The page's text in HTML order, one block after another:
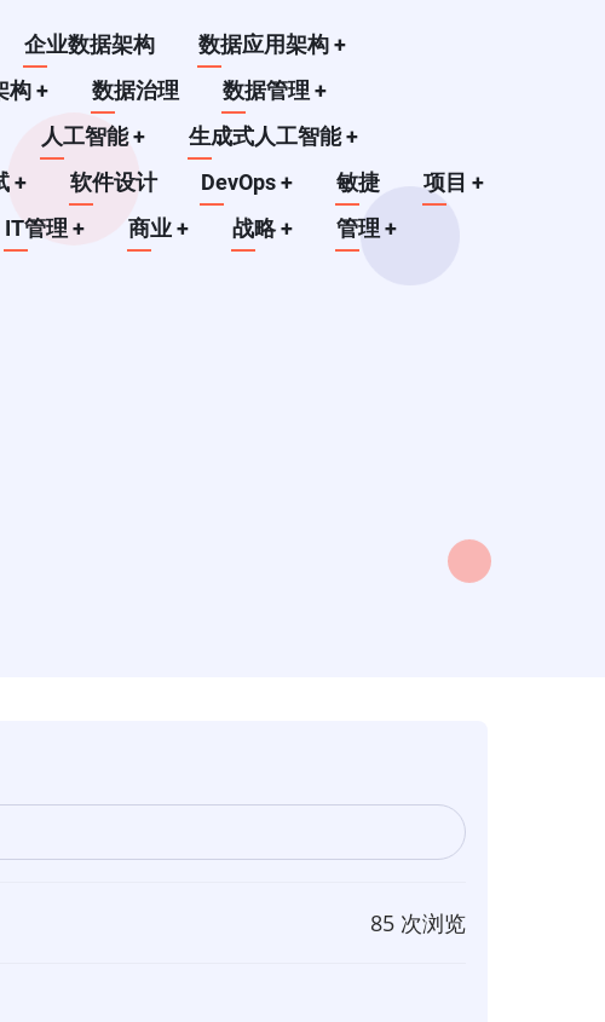
企业数据架构 数据应用架构+
构+ 数据治理 数据管理+
人工智能+ 生成式人工智能+
+ 软件设计 DevOps+ 敏捷 项目+
IT管理+ 商业+ 战略+ 管理+
85 次浏览